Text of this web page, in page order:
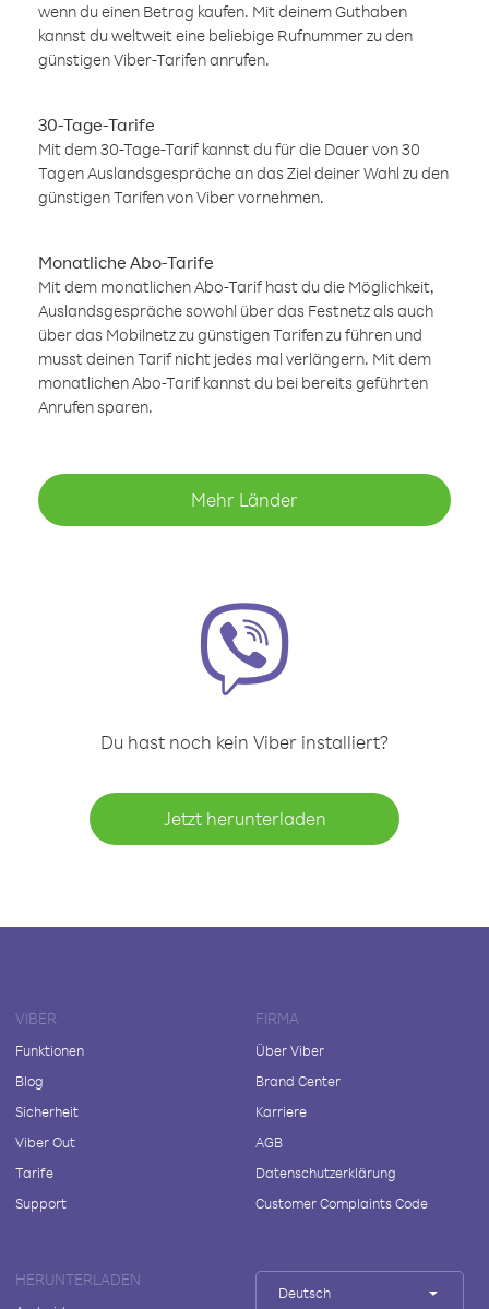
wenn du einen Betrag kaufen. Mit deinem Guthaben
kannst du weltweit eine beliebige Rufnummer zu den
günstigen Viber-Tarifen anrufen.
30-Tage-Tarife
Mit dem 30-Tage-Tarif kannst du für die Dauer von 30
Tagen Auslandsgespräche an das Ziel deiner Wahl zu den
günstigen Tarifen von Viber vornehmen.
Monatliche Abo-Tarife
Mit dem monatlichen Abo-Tarif hast du die Möglichkeit,
Auslandsgespräche sowohl über das Festnetz als auch
über das Mobilnetz zu günstigen Tarifen zu führen und
musst deinen Tarif nicht jedes mal verlängern. Mit dem
monatlichen Abo-Tarif kannst du bei bereits geführten
Anrufen sparen.
Mehr Länder
Du hast noch kein Viber installiert?
Jetzt herunterladen
VIBER
Funktionen
Blog
Sicherheit
Viber Out
Tarife
Support
FIRMA
Über Viber
Brand Center
Karriere
AGB
Datenschutzerklärung
Customer Complaints Code
HERUNTERLADEN
Deutsch